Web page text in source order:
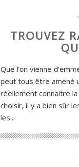
TROUVEZ
Que l'on vienne
peut tous être amené
réellement connaitre
choisir, il y a bien sûr
les...